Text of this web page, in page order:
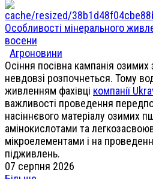
Особливості мінерального
восени
Агроновини
Осіння посівна кампанія озимих
невдовзі розпочнеться. Тому
живленням фахівці компанії
важливості проведення
насіннєвого матеріалу озимих
амінокислотами та
мікроелементами і на
підживлень.
07 серпня 2026